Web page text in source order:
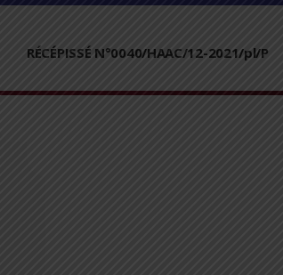
RÉCÉPISSÉ N°0040/HAAC/12-2021/pl/P